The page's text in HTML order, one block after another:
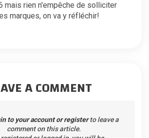
mais rien n'empêche de solliciter
marques, on va y réfléchir!
A COMMENT
to your account or registerto leave a
comment on this article.